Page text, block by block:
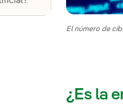
El número de
¿Es la